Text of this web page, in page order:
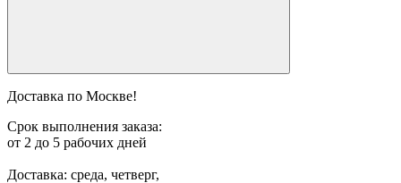
Доставка по Москве!
Срок выполнения заказа:
от 2 до 5 рабочих дней
Доставка: среда, четверг,